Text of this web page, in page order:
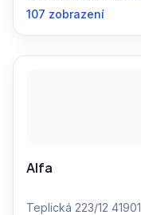
107 zobrazení
Alfa
Teplická 223/12 41901